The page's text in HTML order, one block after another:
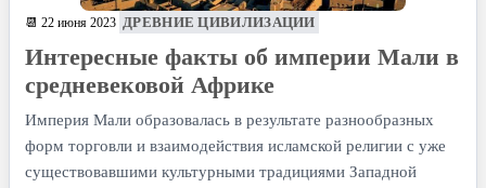
📆 22 июня 2023 ДРЕВНИЕ ЦИВИЛИЗАЦИИ
Интересные факты об империи Мали в
средневековой Африке
Империя Мали образовалась в результате разнообразных
форм торговли и взаимодействия исламской религии с уже
существовавшими культурными традициями Западной